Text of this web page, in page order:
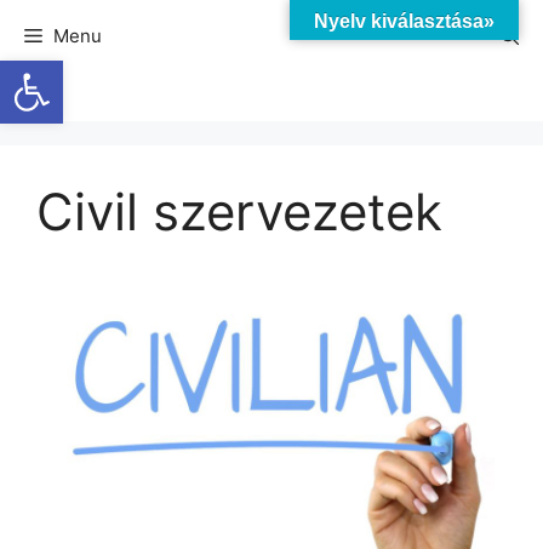
Eszköztár megnyitása
Menu
Civil szervezetek
Nyelv kiválasztása»